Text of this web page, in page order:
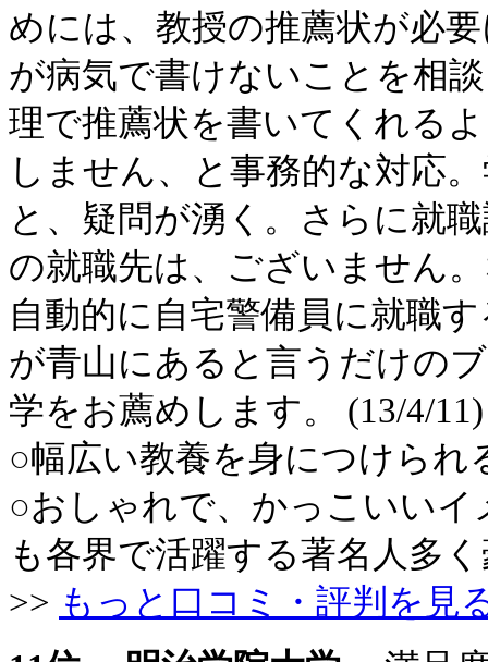
めには、教授の推薦状が必
が病気で書けないことを相
理で推薦状を書いてくれる
しません、と事務的な対応
と、疑問が湧く。さらに就
の就職先は、ございません
自動的に自宅警備員に就職
が青山にあると言うだけの
学をお薦めします。 (13/4/11)
○幅広い教養を身につけら
○おしゃれで、かっこいい
も各界で活躍する著名人多
>> もっと口コミ・評判を見